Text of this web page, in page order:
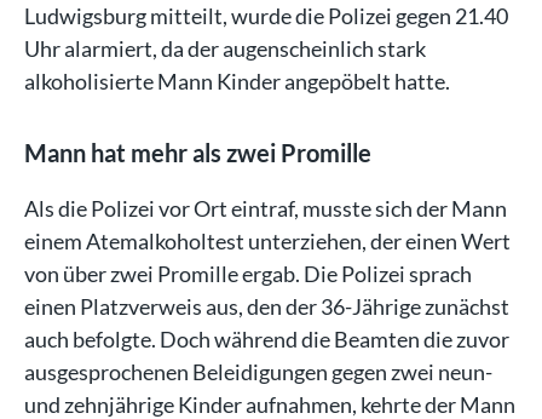
Ludwigsburg mitteilt, wurde die Polizei gegen 21.40
Uhr alarmiert, da der augenscheinlich stark
alkoholisierte Mann Kinder angepöbelt hatte.
Mann hat mehr als zwei Promille
Als die Polizei vor Ort eintraf, musste sich der Mann
einem Atemalkoholtest unterziehen, der einen Wert
von über zwei Promille ergab. Die Polizei sprach
einen Platzverweis aus, den der 36-Jährige zunächst
auch befolgte. Doch während die Beamten die zuvor
ausgesprochenen Beleidigungen gegen zwei neun-
und zehnjährige Kinder aufnahmen, kehrte der Mann